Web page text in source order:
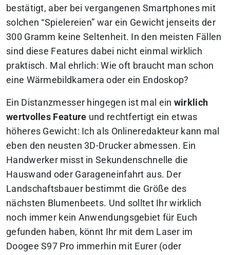
bestätigt, aber bei vergangenen Smartphones mit
solchen “Spielereien” war ein Gewicht jenseits der
300 Gramm keine Seltenheit. In den meisten Fällen
sind diese Features dabei nicht einmal wirklich
praktisch. Mal ehrlich: Wie oft braucht man schon
eine Wärmebildkamera oder ein Endoskop?
Ein Distanzmesser hingegen ist mal ein wirklich
wertvolles Feature und rechtfertigt ein etwas
höheres Gewicht: Ich als Onlineredakteur kann mal
eben den neusten 3D-Drucker abmessen. Ein
Handwerker misst in Sekundenschnelle die
Hauswand oder Garageneinfahrt aus. Der
Landschaftsbauer bestimmt die Größe des
nächsten Blumenbeets. Und solltet Ihr wirklich
noch immer kein Anwendungsgebiet für Euch
gefunden haben, könnt Ihr mit dem Laser im
Doogee S97 Pro immerhin mit Eurer (oder